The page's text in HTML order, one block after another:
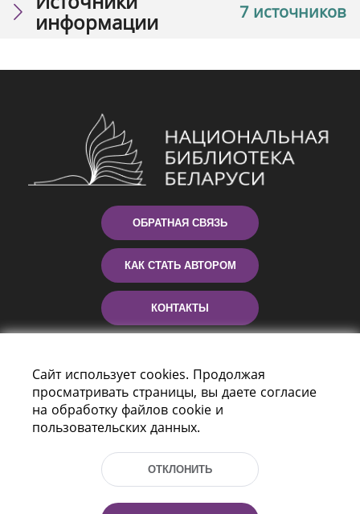
7 источников
информации
ОБРАТНАЯ СВЯЗЬ
КАК СТАТЬ АВТОРОМ
КОНТАКТЫ
Пр-т Независимости 116
Сайт использует cookies. Продолжая
просматривать страницы, вы даете согласие
на обработку файлов cookie и
пользовательских данных.
ОТКЛОНИТЬ